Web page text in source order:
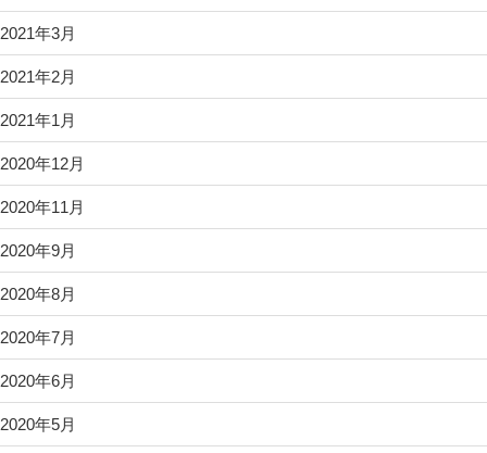
2021年3月
2021年2月
2021年1月
2020年12月
2020年11月
2020年9月
2020年8月
2020年7月
2020年6月
2020年5月